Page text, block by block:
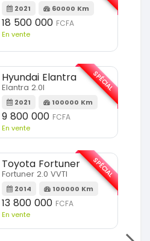
2021 60000 Km
18 500 000 FCFA
En vente
Hyundai Elantra
Elantra 2.0l
2021 100000 Km
9 800 000 FCFA
En vente
SPÉCIAL
Toyota Fortuner
Fortuner 2.0 VVTI
2014 100000 Km
13 800 000 FCFA
En vente
SPÉCIAL